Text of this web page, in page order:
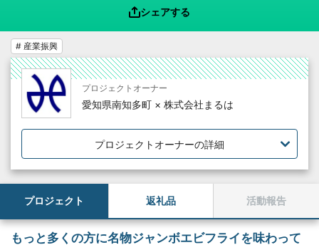
シェアする
プロジェクト 返礼品 活動報告
# 産業振興
プロジェクトオーナー
愛知県南知多町 × 株式会社まるは
プロジェクトオーナーの詳細
もっと多くの方に名物ジャンボエビフライを味わって